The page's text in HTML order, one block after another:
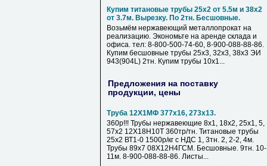
Купим титановые трубы 25х2 от 5.5м и 38х2
от 3.7м. Вырезку. По 2тн. Бесшовные.
Возьмём нержавеющий металлопрокат на
реализацию. Экономьте на аренде склада и
офиса. тел: 8-800-500-74-60, 8-900-088-88-86.
Купим бесшовные трубы 25х3, 32х3, 38х3 ЭИ
943(904L) 2тн. Купим трубы 10х1...
Предложения на поставку
продукции, цены
Труба 12Х1МФ 377х16, 273х13.
360р!!! Трубы нержавеющие 8х1, 18х2, 25х1, 5,
57х2 12Х18Н10Т 360тр/тн. Титановые трубы
25х2 ВТ1-0 1500р/кг с НДС 1, 3тн. 2, 2-2, 4м.
Трубы 89х7 08Х12Н4ГСМ. Бесшовные. 9тн. 10-
11м. 8-900-088-88-86. Листы...